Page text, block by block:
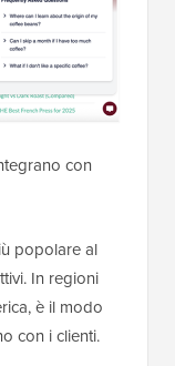
con
popolare al
In regioni
è il modo
con i clienti.